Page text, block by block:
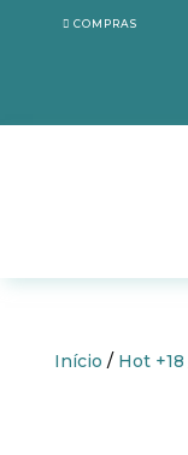
COMPRAS
Início / Hot +18